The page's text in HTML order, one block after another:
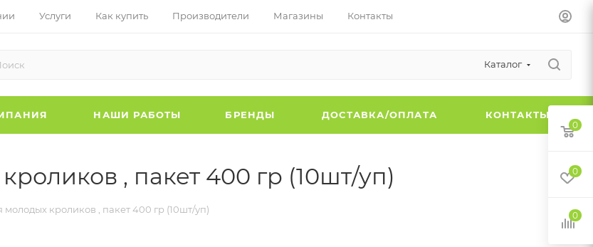
Услуги Как купить Производители Магазины Контакты
Каталог
НАШИ РАБОТЫ БРЕНДЫ ДОСТАВКА/ОПЛАТА КОНТАКТЫ
, пакет 400 гр (10шт/уп)
кроликов , пакет 400 гр (10шт/уп)
0
0
0